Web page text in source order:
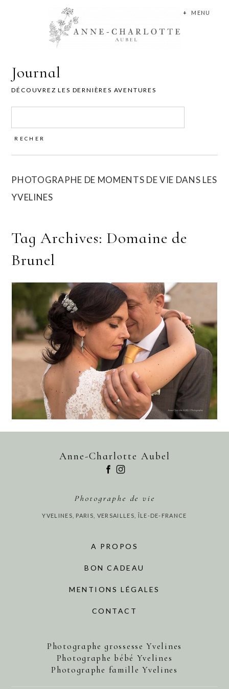
MENU
+
Journal
DÉCOUVREZ LES DERNIÈRES AVENTURES
PHOTOGRAPHE DE MOMENTS DE VIE DANS LES
YVELINES
Tag Archives: Domaine de
Brunel
MARIAGE DOMAINE DE BRUNEL
– YVELINES – ALEXIA & GREG
Anne-Charlotte Aubel
Photographe de vie
YVELINES, PARIS, VERSAILLES, ÎLE-DE-FRANCE
A PROPOS
BON CADEAU
MENTIONS LÉGALES
CONTACT
Photographe grossesse Yvelines
Photographe bébé Yvelines
Photographe famille Yvelines